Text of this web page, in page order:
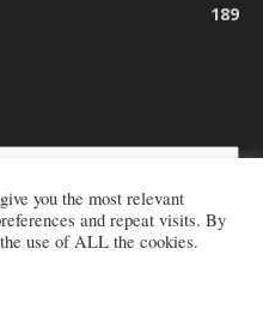
189
- Etnie -
you the most relevant
and repeat visits. By
use of ALL the cookies.